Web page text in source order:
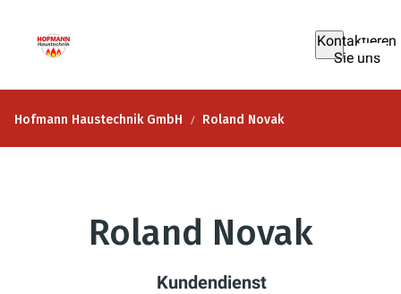
Kontaktieren
Sie uns
Hofmann Haustechnik GmbH Roland Novak
Roland Novak
Kundendienst